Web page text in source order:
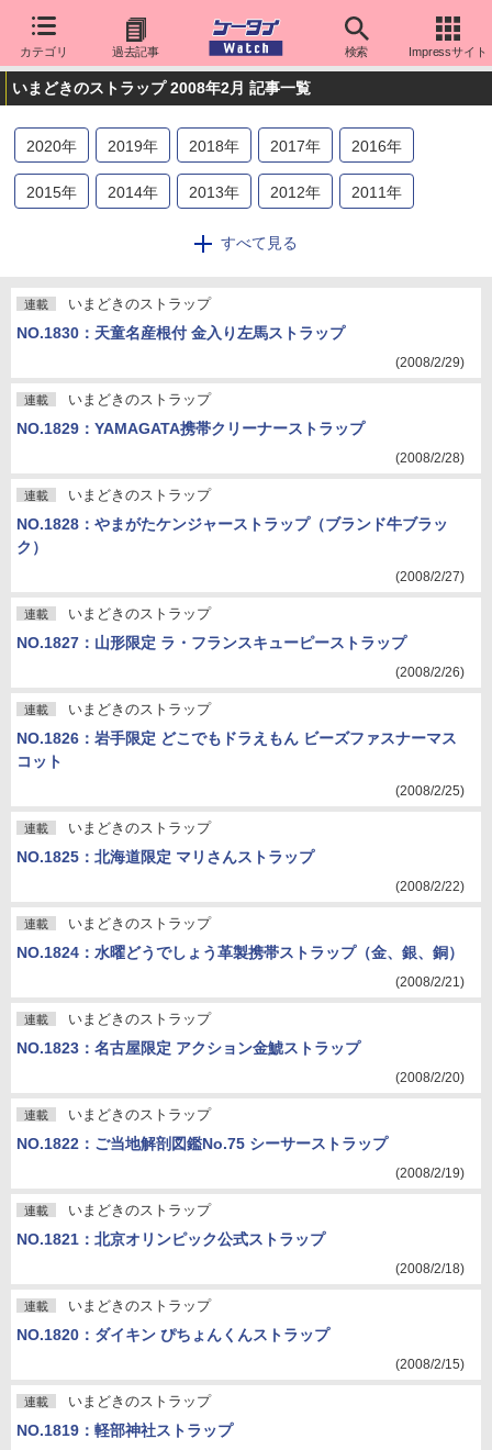
カテゴリ 過去記事 検索 Impressサイト
いまどきのストラップ 2008年2月 記事一覧
2020年 2019年 2018年 2017年 2016年
2015年 2014年 2013年 2012年 2011年
2008年 2007
2000年
すべて見る
連載 いまどきのストラップ
NO.1830：天童名産根付 金入り左馬ストラップ
(2008/2/29)
連載 いまどきのストラップ
NO.1829：YAMAGATA携帯クリーナーストラップ
(2008/2/28)
連載 いまどきのストラップ
NO.1828：やまがたケンジャーストラップ（ブランド牛ブラッ
ク）
(2008/2/27)
連載 いまどきのストラップ
NO.1827：山形限定 ラ・フランスキューピーストラップ
(2008/2/26)
連載 いまどきのストラップ
NO.1826：岩手限定 どこでもドラえもん ビーズファスナーマス
コット
(2008/2/25)
連載 いまどきのストラップ
NO.1825：北海道限定 マリさんストラップ
(2008/2/22)
連載 いまどきのストラップ
NO.1824：水曜どうでしょう革製携帯ストラップ（金、銀、銅）
(2008/2/21)
連載 いまどきのストラップ
NO.1823：名古屋限定 アクション金鯱ストラップ
(2008/2/20)
連載 いまどきのストラップ
NO.1822：ご当地解剖図鑑No.75 シーサーストラップ
(2008/2/19)
連載 いまどきのストラップ
NO.1821：北京オリンピック公式ストラップ
(2008/2/18)
連載 いまどきのストラップ
NO.1820：ダイキン ぴちょんくんストラップ
(2008/2/15)
連載 いまどきのストラップ
NO.1819：軽部神社ストラップ